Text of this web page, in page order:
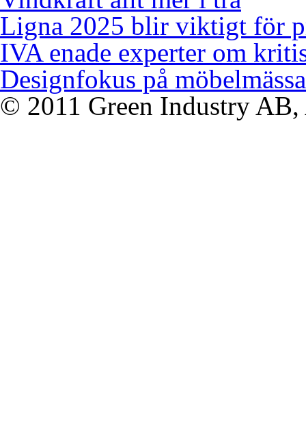
Ligna 2025 blir viktigt för
IVA enade experter om
Designfokus på möbelmässa
© 2011 Green Industry